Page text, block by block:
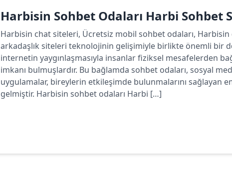
Harbisin Sohbet Odaları Harbi Sohbet
Harbisin chat siteleri, Ücretsiz mobil sohbet odaları,
arkadaşlık siteleri teknolojinin gelişimiyle birlikte önemli bir
internetin yaygınlaşmasıyla insanlar fiziksel mesafelerden
imkanı bulmuşlardır. Bu bağlamda sohbet odaları, sosyal
uygulamalar, bireylerin etkileşimde bulunmalarını sağlayan
gelmiştir. Harbisin sohbet odaları Harbi […]